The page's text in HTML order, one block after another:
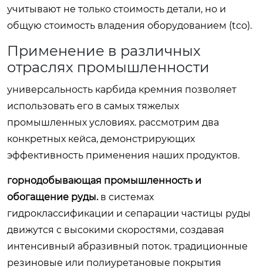
учитывают не только стоимость детали, но и
общую стоимость владения оборудованием (tco).
Применение в различных
отраслях промышленности
универсальность карбида кремния позволяет
использовать его в самых тяжелых
промышленных условиях. рассмотрим два
конкретных кейса, демонстрирующих
эффективность применения наших продуктов.
горнодобывающая промышленность и
обогащение руды.в системах
гидроклассификации и сепарации частицы руды
движутся с высокими скоростями, создавая
интенсивный абразивный поток. традиционные
резиновые или полиуретановые покрытия